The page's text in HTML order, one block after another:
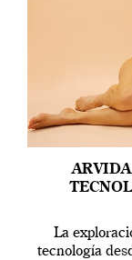
La
tecnología